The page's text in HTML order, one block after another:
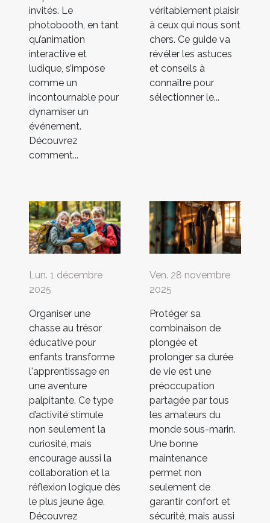
invités. Le
photobooth, en tant
qu’animation
interactive et
ludique, s’impose
comme un
incontournable pour
dynamiser un
événement.
Découvrez
comment...
véritablement plaisir
à ceux qui nous sont
chers. Ce guide va
révéler les astuces
et conseils à
connaître pour
sélectionner le...
Lun. 1 décembre
2025
Organiser une
chasse au trésor
éducative pour
enfants transforme
l'apprentissage en
une aventure
palpitante. Ce type
d’activité stimule
non seulement la
curiosité, mais
encourage aussi la
collaboration et la
réflexion logique dès
le plus jeune âge.
Découvrez
Ven. 28 novembre
2025
Protéger sa
combinaison de
plongée et
prolonger sa durée
de vie est une
préoccupation
partagée par tous
les amateurs du
monde sous-marin.
Une bonne
maintenance
permet non
seulement de
garantir confort et
sécurité, mais aussi